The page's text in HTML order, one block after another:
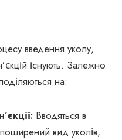
введення уколу,
існують. Залежно
на:
Вводяться в
вид уколів,